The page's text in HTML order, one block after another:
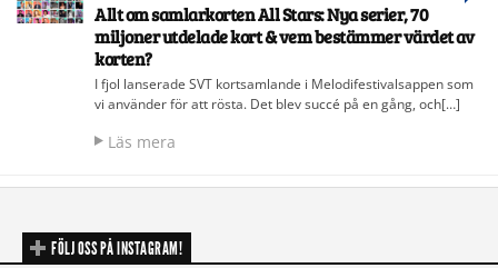
Allt om samlarkorten All Stars: Nya serier, 70
miljoner utdelade kort & vem bestämmer värdet av
korten?
I fjol lanserade SVT kortsamlande i Melodifestivalsappen som
vi använder för att rösta. Det blev succé på en gång, och[…]
Läs mera
FÖLJ OSS PÅ INSTAGRAM!